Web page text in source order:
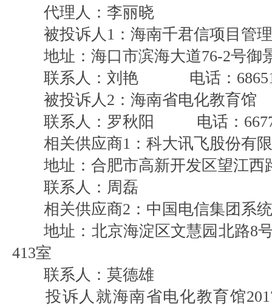
代理人：李丽晓
被投诉人1：海南千君信项目管
地址：海口市滨海大道76-2号御
联系人：刘艳 电话：
被投诉人2：海南省电化教育馆
联系人：罗秋阳 电话：
相关供应商1：科大讯飞股份有
地址：合肥市高新开发区望江西
联系人：周磊
相关供应商2：中国电信集团系
地址：北京海淀区文慧园北路8
413室
联系人：莫德雄
投诉人就海南省电化教育馆